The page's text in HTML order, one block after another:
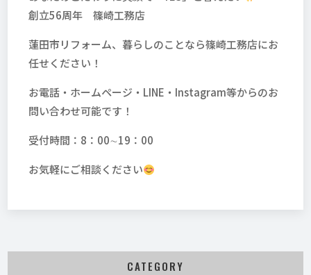
創立56周年 篠崎工務店
蓮田市リフォーム、暮らしのことなら篠崎工務店にお
任せください！
お電話・ホームページ・LINE・Instagram等からのお
問い合わせ可能です！
受付時間：8：00∼19：00
お気軽にご相談ください
CATEGORY